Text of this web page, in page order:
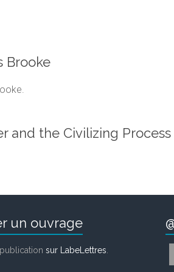
Brooke
and the Civilizing Process
un ouvrage
sur LabeLettres